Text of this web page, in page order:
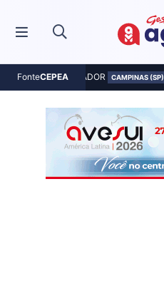
FonteCEPEA
MILHO - INDICADOR CAMPINAS (SP)